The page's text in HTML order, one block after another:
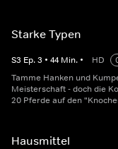
Starke Typen
S3 Ep.3 • 44 Min. • HD
Tamme Hanken und
Meisterschaft - doch die
20 Pferde auf den
Hausmittel